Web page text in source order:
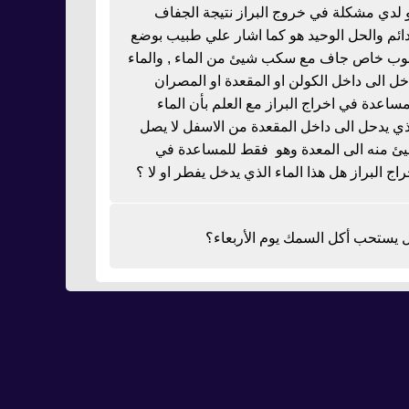
لدي مشكلة في خروج البراز نتيجة الجفاف
والحل الوحيد هو كما اشار علي طبيب بوضع
خاص جاف مع سكب شيئ من الماء , والماء
الى داخل الكولن او المقعدة او المصران
في اخراج البراز مع العلم بأن الماء
يدحل الى داخل المقعدة من الاسفل لا يصل
منه الى المعدة وهو فقط للمساعدة في
البراز هل هذا الماء الذي يدخل يفطر او لا ؟
يستحب أكل السمك يوم الأربعاء؟